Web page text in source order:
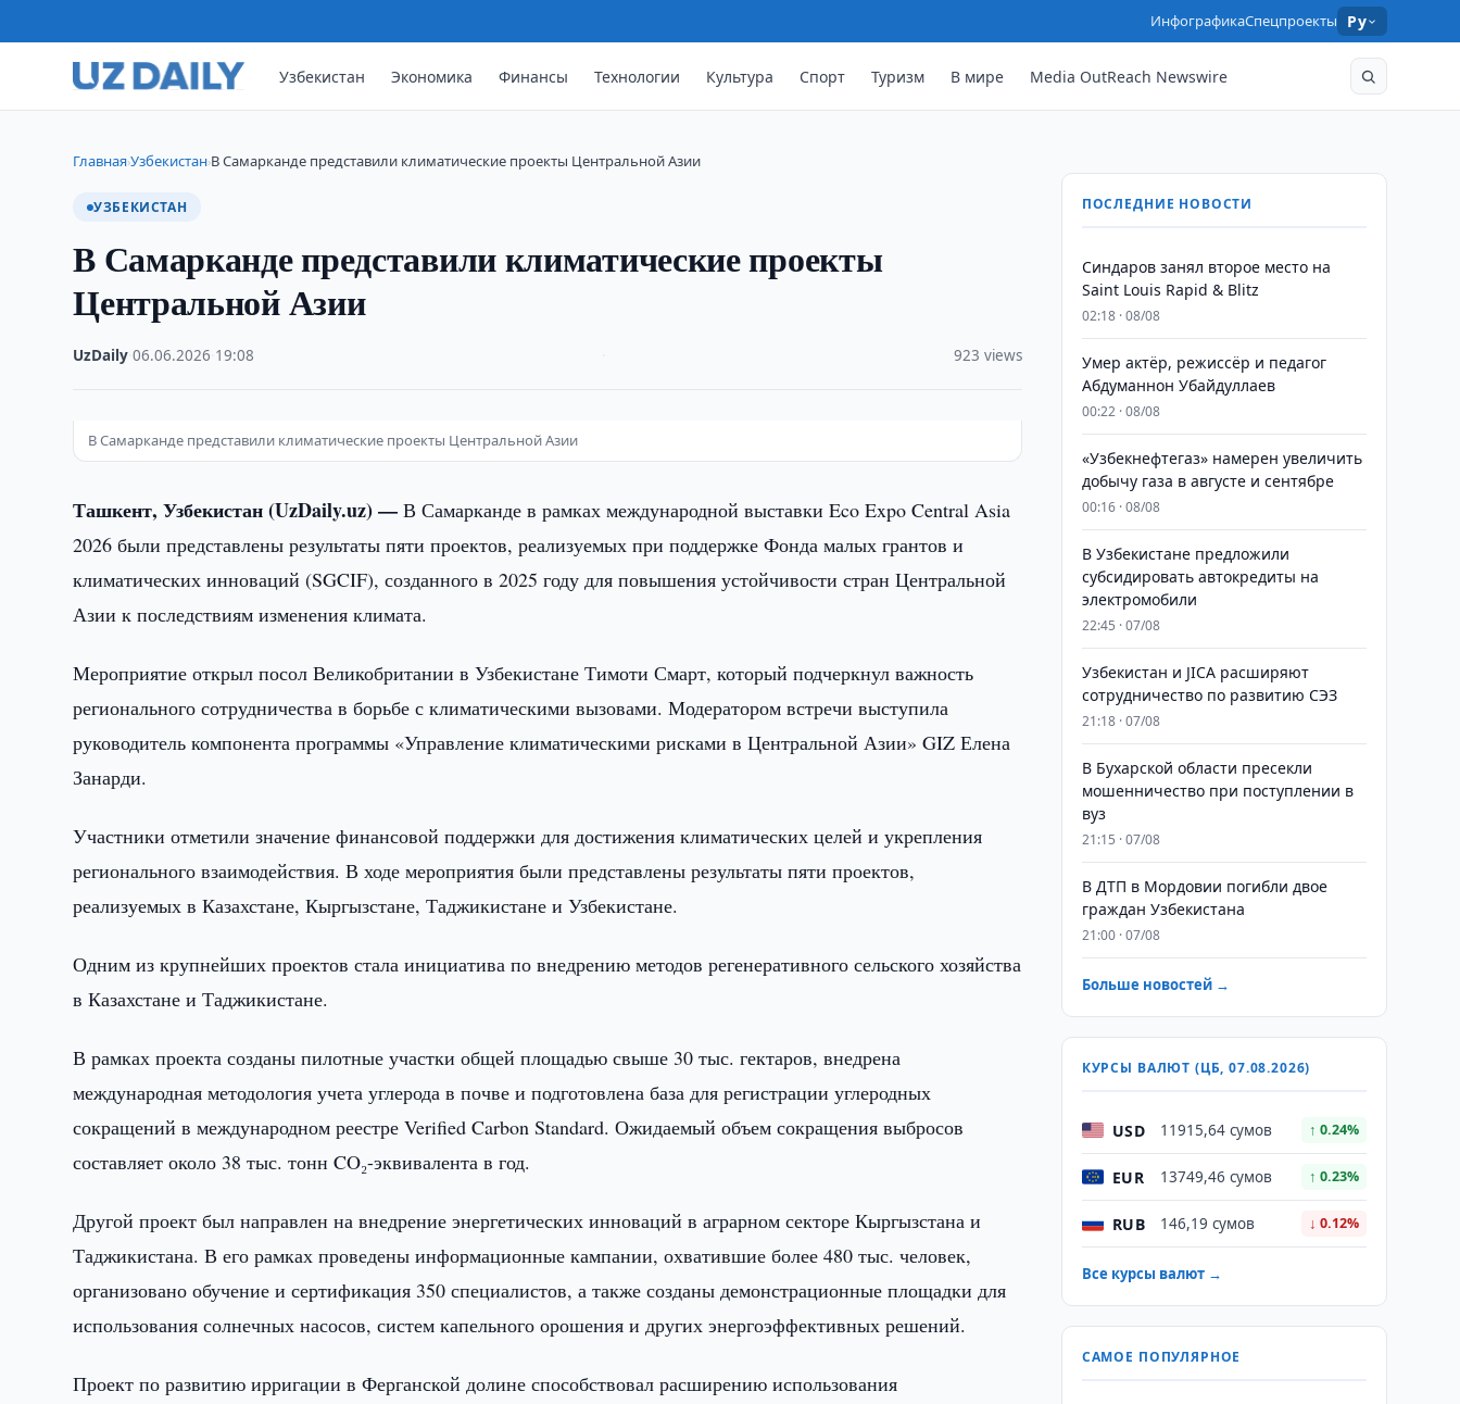
ИнфографикаСпецпроекты Ру
Узбекистан Экономика Финансы Технологии Культура Спорт Туризм В мире Media OutReach Newswire
Главная›Узбекистан›В Самарканде представили климатические проекты Центральной Азии
УЗБЕКИСТАН
В Самарканде представили климатические проекты
Центральной Азии
UzDaily ·06.06.2026 19:08 923 views
В Самарканде представили климатические проекты Центральной Азии
Ташкент, Узбекистан (UzDaily.uz) —В Самарканде в рамках международной выставки Eco Expo Central Asia
2026 были представлены результаты пяти проектов, реализуемых при поддержке Фонда малых грантов и
климатических инноваций (SGCIF), созданного в 2025 году для повышения устойчивости стран Центральной
Азии к последствиям изменения климата.
Мероприятие открыл посол Великобритании в Узбекистане Тимоти Смарт, который подчеркнул важность
регионального сотрудничества в борьбе с климатическими вызовами. Модератором встречи выступила
руководитель компонента программы «Управление климатическими рисками в Центральной Азии» GIZ Елена
Занарди.
Участники отметили значение финансовой поддержки для достижения климатических целей и укрепления
регионального взаимодействия. В ходе мероприятия были представлены результаты пяти проектов,
реализуемых в Казахстане, Кыргызстане, Таджикистане и Узбекистане.
Одним из крупнейших проектов стала инициатива по внедрению методов регенеративного сельского хозяйства
в Казахстане и Таджикистане.
В рамках проекта созданы пилотные участки общей площадью свыше 30 тыс. гектаров, внедрена
международная методология учета углерода в почве и подготовлена база для регистрации углеродных
сокращений в международном реестре Verified Carbon Standard. Ожидаемый объем сокращения выбросов
составляет около 38 тыс. тонн CO₂-эквивалента в год.
Другой проект был направлен на внедрение энергетических инноваций в аграрном секторе Кыргызстана и
Таджикистана. В его рамках проведены информационные кампании, охватившие более 480 тыс. человек,
организовано обучение и сертификация 350 специалистов, а также созданы демонстрационные площадки для
использования солнечных насосов, систем капельного орошения и других энергоэффективных решений.
Проект по развитию ирригации в Ферганской долине способствовал расширению использования
ПОСЛЕДНИЕ НОВОСТИ
Синдаров занял второе место на
Saint Louis Rapid & Blitz
02:18 · 08/08
Умер актёр, режиссёр и педагог
Абдуманнон Убайдуллаев
00:22 · 08/08
«Узбекнефтегаз» намерен увеличить
добычу газа в августе и сентябре
00:16 · 08/08
В Узбекистане предложили
субсидировать автокредиты на
электромобили
22:45 · 07/08
Узбекистан и JICA расширяют
сотрудничество по развитию СЭЗ
21:18 · 07/08
В Бухарской области пресекли
мошенничество при поступлении в
вуз
21:15 · 07/08
В ДТП в Мордовии погибли двое
граждан Узбекистана
21:00 · 07/08
Больше новостей →
КУРСЫ ВАЛЮТ (ЦБ, 07.08.2026)
USD 11915,64 сумов ↑ 0.24%
EUR 13749,46 сумов ↑ 0.23%
RUB 146,19 сумов ↓ 0.12%
Все курсы валют →
САМОЕ ПОПУЛЯРНОЕ